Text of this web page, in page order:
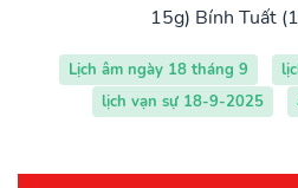
15g) Bính Tuất
Lịch âm ngày 18 tháng 9
lịch vạn sự 18-9-2025